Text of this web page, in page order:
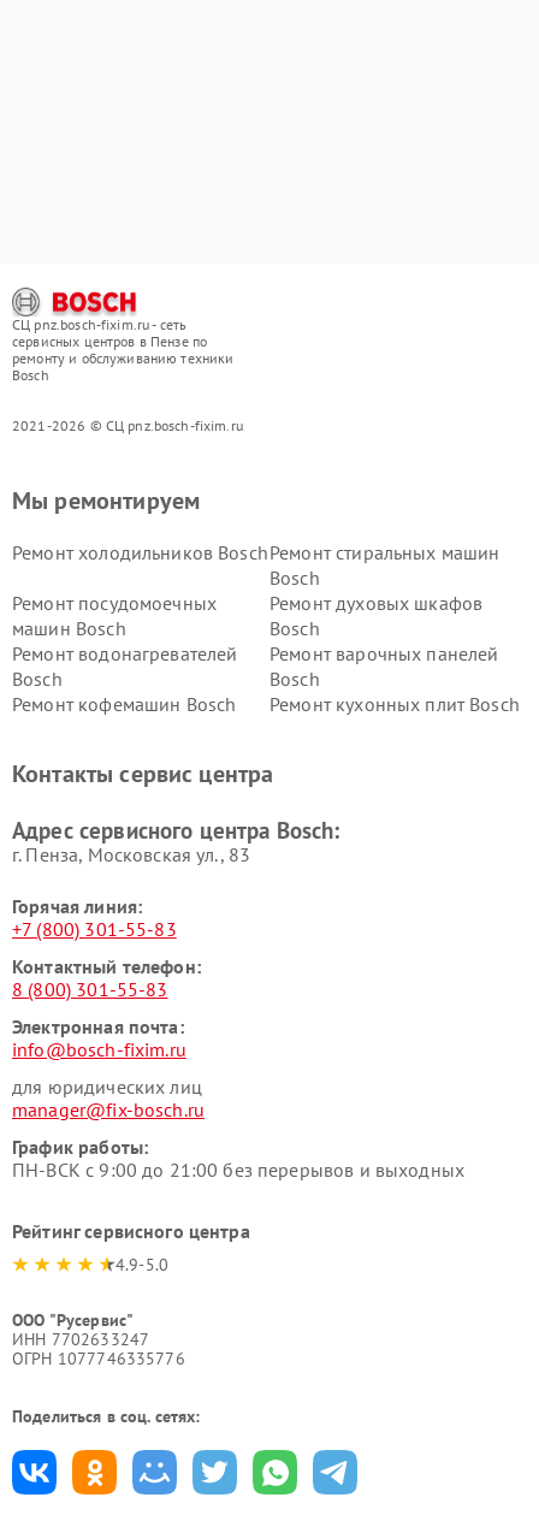
СЦ pnz.bosch-fixim.ru - сеть
сервисных центров в Пензе по
ремонту и обслуживанию техники
Bosch
2021-2026 © СЦ pnz.bosch-fixim.ru
Мы ремонтируем
Ремонт холодильников BoschРемонт стиральных машин
Bosch
Ремонт посудомоечных
машин Bosch
Ремонт духовых шкафов
Bosch
Ремонт водонагревателей
Bosch
Ремонт варочных панелей
Bosch
Ремонт кофемашин Bosch
Ремонт кухонных плит Bosch
Ремонт сушильных автоматовРемонт морозильных камер
Контакты сервис центра
Адрес сервисного центра Bosch:
г. Пенза, Московская ул., 83
Горячая линия:
+7 (800) 301-55-83
Контактный телефон:
8 (800) 301-55-83
Электронная почта:
info@bosch-fixim.ru
для юридических лиц
manager@fix-bosch.ru
График работы:
ПН-ВСК с 9:00 до 21:00 без перерывов и выходных
Рейтинг сервисного центра
4.9-5.0
ООО "Русервис"
ИНН 7702633247
ОГРН 1077746335776
Поделиться в соц. сетях: